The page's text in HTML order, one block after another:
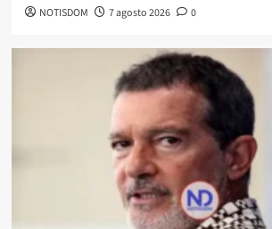
NOTISDOM 7 agosto 2026 0